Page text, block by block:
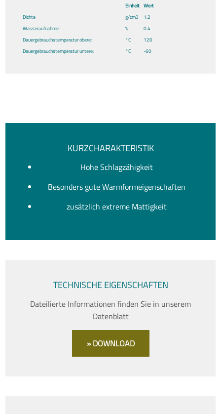
Einheit Wert
Dichte
g/cm3
1.2
Wasseraufnahme
%
0.4
Dauergebrauchstemperatur obere:
°C
120
Dauergebrauchstemperatur untere:
°C -60
KURZCHARAKTERISTIK
Hohe Schlagzähigkeit
Besonders gute Warmformeigenschaften
zusätzlich extreme Mattigkeit
TECHNISCHE EIGENSCHAFTEN
Dateilierte Informationen finden Sie in unserem
Datenblatt
» DOWNLOAD